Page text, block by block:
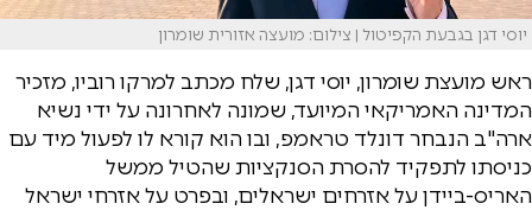
יוסי דגן בגבעת הקפיטול | צילום: מועצה אזורית שומרון
ראש מועצת שומרון, יוסי דגן, שלח מכתב למרקו רוביו, מזכיר
המדינה האמריקאי המיועד, שמונה לאחרונה על ידי נשיא
ארה"ב הנבחר דונלד טראמפ, ובו הוא קורא לו לפעול מיד עם
כניסתו לתפקיד להסרת הסנקציות שהטיל ממשל
האריס-ביידן על אזרחים ישראלים, ובפרט על אזרחי ישראל